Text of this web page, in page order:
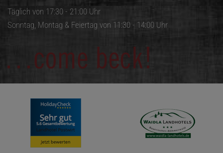
Täglich von 17:30 - 21:00 Uhr
Sonntag, Montag & Feiertag von 11:30 - 14:00 Uhr